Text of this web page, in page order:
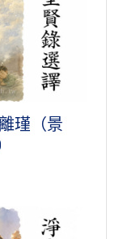
瑾（景